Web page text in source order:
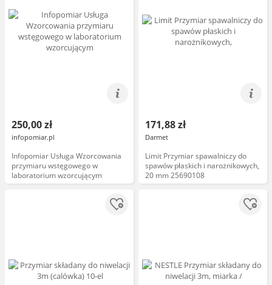
250,00 zł
infopomiar.pl
Infopomiar Usługa Wzorcowania
przymiaru wstęgowego w
laboratorium wzorcującym
171,88 zł
Darmet
Limit Przymiar spawalniczy do
spawów płaskich i narożnikowych,
20 mm 25690108